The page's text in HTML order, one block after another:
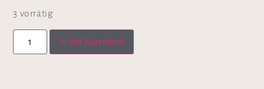
3 vorrätig
In den Warenkorb